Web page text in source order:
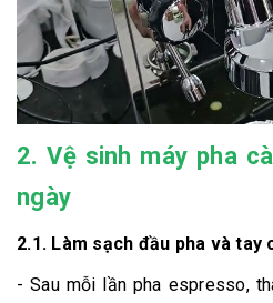
2. Vệ sinh máy pha
ngày
2.1. Làm sạch đầu pha và
- Sau mỗi lần pha espresso,